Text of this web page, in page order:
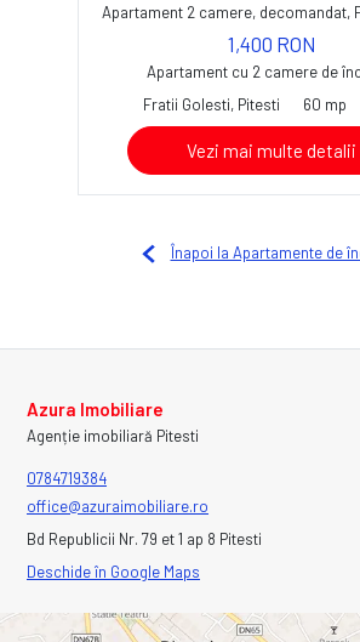
Apartament 2 camere, decomandat,
1,400 RON
Apartament cu 2 camere de
Fratii Golesti, Pitesti
60 mp
Vezi mai multe detalii
Înapoi la Apartamente de
Azura Imobiliare
Agenție imobiliară Pitesti
0784719384
office@azuraimobiliare.ro
Bd Republicii Nr. 79 et 1 ap 8 Pitesti
Deschide în Google Maps